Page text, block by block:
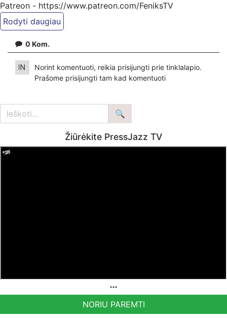
Patreon - https://www.patreon.com/FeniksTV
Bankiniu pavedimu - Gavėjas - Kazimieras Juraitis,
Bankas MONESE, SWIFT (BIC) kodas PESOBEB1
0 Kom.
Norint komentuoti, reikia prisijungti prie tinklalapio.
Prašome prisijungti tam kad komentuoti
Žiūrėkite PressJazz TV
NORIU PAREMTI